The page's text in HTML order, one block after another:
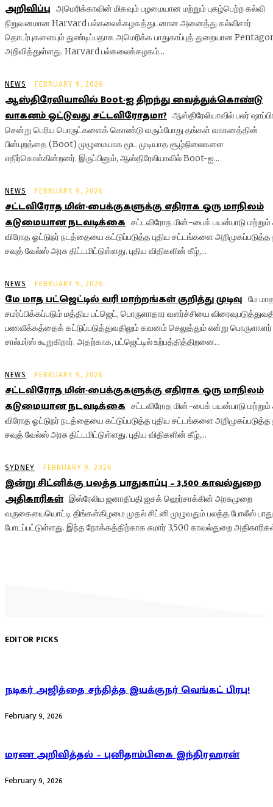
அறிவிப்பு அமெரிக்காவின் மிகவும் பழமையான மற்றும் புகழ்பெற்ற கல்வி
நிறுவனமான Harvard பல்கலைக்கழகத்துடனான அனைத்து கல்விசார்
தொடர்புகளையும் துண்டிப்பதாக அமெரிக்க பாதுகாப்புத் துறையான
அறிவித்துள்ளது. Harvard பல்கலைக்கழகம்...
NEWS FEBRUARY 9, 2026
ஆஸ்திரேலியாவில் Boot-ஐ திறந்து வைத்துக்கொண்டு
வாகனம் ஓட்டுவது சட்டவிரோதமா? ஆஸ்திரேலியாவில் பலர்
சென்று பெரிய பொருட்களைக் கொண்டு வரும்போது தங்கள் வாகனத்தின்
பின்புறத்தை (Boot) முழுமையாக மூட முடியாத சூழ்நிலைகளை
எதிர்கொள்கின்றனர். இருப்பினும், ஆஸ்திரேலியாவில் Boot-ஐ...
NEWS FEBRUARY 9, 2026
சட்டவிரோத மின்-பைக்குகளுக்கு எதிராக ஒரு மாநிலம்
கடுமையான நடவடிக்கை சட்டவிரோத மின்-பைக் பயன்பாடு மற்றும்
விரோத ஓட்டுநர் நடத்தையை கட்டுப்படுத்த புதிய சட்டங்களை அறிமுகப்படுத்த
சவுத் வேல்ஸ் அரசு திட்டமிட்டுள்ளது. புதிய விதிகளின் கீழ்,...
NEWS FEBRUARY 9, 2026
மே மாத பட்ஜெட்டில் வரி மாற்றங்கள் குறித்து முடிவு மே
சமர்ப்பிக்கப்படும் மத்திய பட்ஜெட், பொருளாதார வளர்ச்சியை
பணவீக்கத்தைக் கட்டுப்படுத்துவதிலும் கவனம் செலுத்தும் என்று பொருளாளர்
சால்மர்ஸ் கூறுகிறார். அதற்காக, பட்ஜெட்டில் உற்பத்தித்திறனை...
NEWS FEBRUARY 9, 2026
சட்டவிரோத மின்-பைக்குகளுக்கு எதிராக ஒரு மாநிலம்
கடுமையான நடவடிக்கை சட்டவிரோத மின்-பைக் பயன்பாடு மற்றும்
விரோத ஓட்டுநர் நடத்தையை கட்டுப்படுத்த புதிய சட்டங்களை அறிமுகப்படுத்த
சவுத் வேல்ஸ் அரசு திட்டமிட்டுள்ளது. புதிய விதிகளின் கீழ்,...
SYDNEY FEBRUARY 9, 2026
இன்று சிட்னிக்கு பலத்த பாதுகாப்பு – 3,500 காவல்துறை
அதிகாரிகள் இஸ்ரேலிய ஜனாதிபதி ஐசக் ஹெர்சாக்கின் அரசுமுறை
வருகையையொட்டி திங்கள்கிழமை முதல் சிட்னி முழுவதும் பலத்த போலீஸ்
போடப்பட்டுள்ளது. இந்த நோக்கத்திற்காக சுமார் 3,500 காவல்துறை
EDITOR PICKS
நடிகர் அஜித்தை சந்தித்த இயக்குநர் வெங்கட் பிரபு!
February 9, 2026
மரண அறிவித்தல் – புனிதாம்பிகை இந்திரஹரன்
February 9, 2026